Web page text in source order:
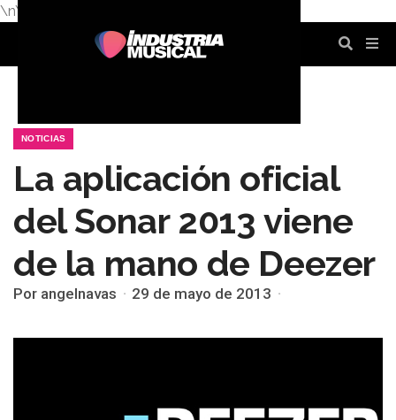
\n\n
NOTICIAS
La aplicación oficial
del Sonar 2013 viene
de la mano de Deezer
Por angelnavas 29 de mayo de 2013